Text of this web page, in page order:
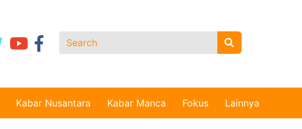
Kabar Nusantara Kabar Manca Fokus Lainnya